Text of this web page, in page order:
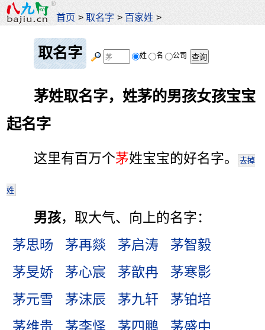
首页 >取名字 > 百家姓 >
取名字 姓 名 公司
茅姓取名字，姓茅的男孩女孩宝宝
起名字
这里有百万个茅姓宝宝的好名字。 去掉
姓
男孩，取大气、向上的名字：
茅思旸
茅再燚 茅启涛
茅智毅
茅旻娇
茅心宸 茅歆冉
茅寒影
茅元雪
茅沫辰 茅九轩
茅铂培
茅维贵
茅李怿 茅四鹏
茅盛中